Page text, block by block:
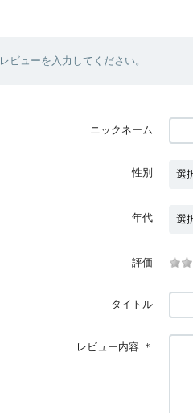
レビューを入力してください。
ニックネーム
性別
年代
評価
タイトル
レビュー内容 ＊